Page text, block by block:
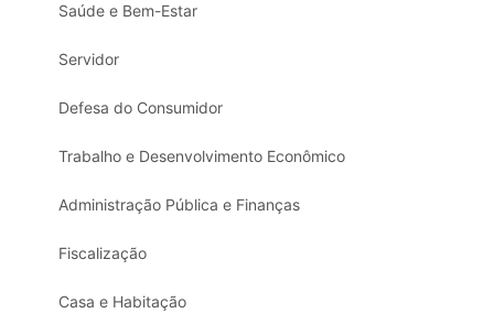
Saúde e Bem-Estar
Servidor
Defesa do Consumidor
Trabalho e Desenvolvimento Econômico
Administração Pública e Finanças
Fiscalização
Casa e Habitação